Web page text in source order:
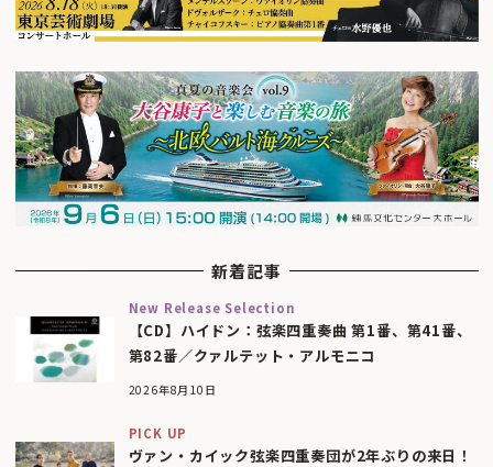
新着記事
New Release Selection
【CD】ハイドン：弦楽四重奏曲 第1番、第41番、
第82番／クァルテット・アルモニコ
2026年8月10日
PICK UP
ヴァン・カイック弦楽四重奏団が2年ぶりの来日！